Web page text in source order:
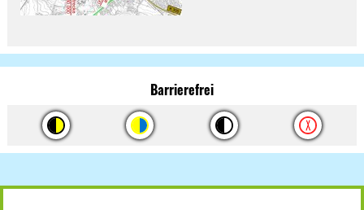
Barrierefrei